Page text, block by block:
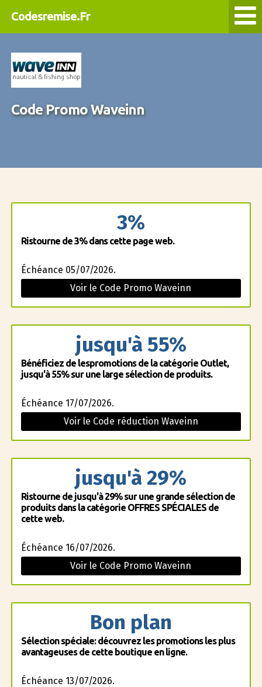
Codesremise.Fr
Code Promo Waveinn
3%
Ristourne de 3% dans cette page web.
Échéance 05/07/2026.
Voir le Code Promo Waveinn
jusqu'à 55%
Bénéficiez de lespromotions de la catégorie Outlet,
jusqu'à 55% sur une large sélection de produits.
Échéance 17/07/2026.
Voir le Code réduction Waveinn
jusqu'à 29%
Ristourne de jusqu'à 29% sur une grande sélection de
produits dans la catégorie OFFRES SPÉCIALES de
cette web.
Échéance 16/07/2026.
Voir le Code Promo Waveinn
Bon plan
Sélection spéciale: découvrez les promotions les plus
avantageuses de cette boutique en ligne.
Échéance 13/07/2026.